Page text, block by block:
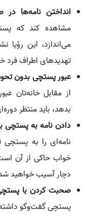
انداختن نامه‌ها
مشاهده کند که
می‌اندازد، این
تهدیدهای اطراف
عبور پستچی بدون
از مقابل خانه‌تان
بدهد، باید منتظر
دادن نامه به پستچی
نامه‌ای را به پستچی
خواب حاکی از آن
دچار آسیب خواهید
صحبت کردن با
پستچی گفت‌وگو داشته